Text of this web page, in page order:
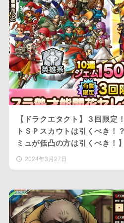
【ドラクエタクト】３回限定
トＳＰスカウトは引くべき
ミュが低凸の方は引くべき！】
2024年3月27日